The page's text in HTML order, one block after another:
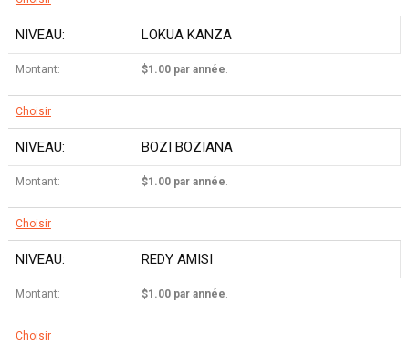
LOKUA KANZA
$1.00 par année.
Choisir
BOZI BOZIANA
$1.00 par année.
Choisir
REDY AMISI
$1.00 par année.
Choisir